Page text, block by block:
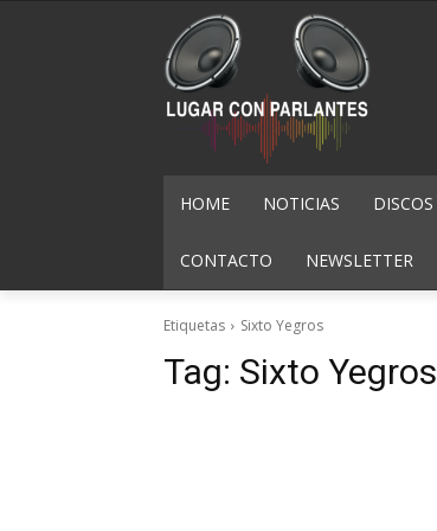
HOME NOTICIAS DISCOS
CONTACTO NEWSLETTER
Etiquetas Sixto Yegros
Tag: Sixto Yegros